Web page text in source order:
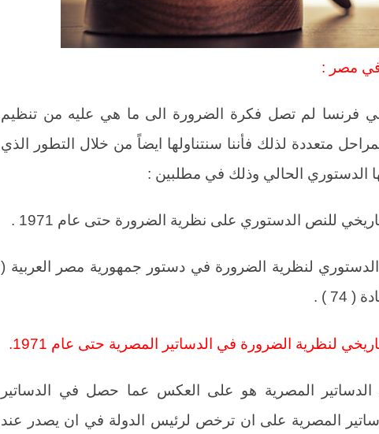
في مصر :
فرنسا لم تصل فكرة الضرورة الى ما هي عليه من تنظيم
متعددة لذلك فأننا سنتناولها ايضاً من خلال التطور الذي
الدستوري الحالي وذلك في مطلبين :
للنص الدستوري على نظرية الضرورة حتى عام 1971 .
الدستوري لنظرية الضرورة في دستور جمهورية مصر العربية (
لنظرية الضرورة في الدساتير المصرية حتى عام 1971.
الدساتير المصرية هو على العكس عما حصل في الدساتير
المصرية على ان ترخص لرئيس الدولة في ان يصدر عند